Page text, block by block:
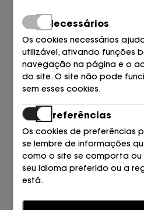
CAMPER
NAUTICO PIEL MARRON 001
210,00€
Necessários
Os cookies necessários
utilizável, ativando funções
navegação na página e o
do site. O site não pode
sem esses cookies.
Preferências
Os cookies de preferências
se lembre de informações
como o site se comporta ou
seu idioma preferido ou a
está.